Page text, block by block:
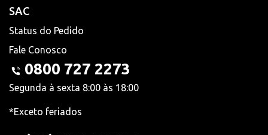
SAC
Status do Pedido
Fale Conosco
0800 727 2273
Segunda à sexta 8:00 às 18:00
*Exceto feriados